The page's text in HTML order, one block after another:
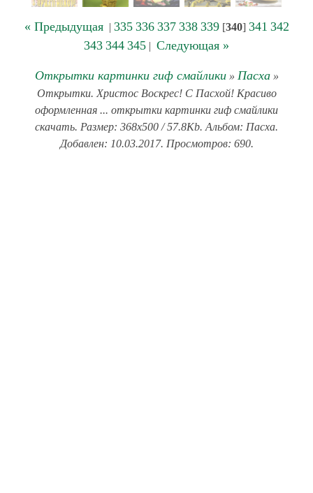
« Предыдущая| 335 336 337 338 339[340] 341 342
343 344 345 | Следующая »
Открытки картинки гиф смайлики» Пасха»
Открытки. Христос Воскрес! С Пасхой! Красиво
оформленная ... открытки картинки гиф смайлики
скачать. Размер: 368x500 / 57.8Kb. Альбом: Пасха.
Добавлен: 10.03.2017. Просмотров: 690.